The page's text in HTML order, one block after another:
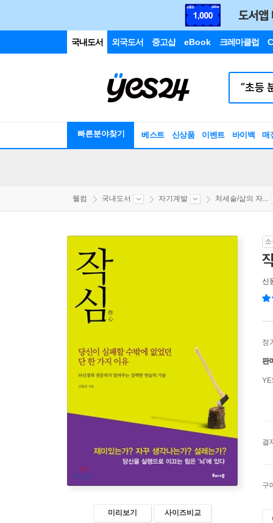
국내도서 외국도서 중고샵 eBook 크레마클럽
빠른분야찾기 베스트 신상품 이벤트 바이백 매
웰컴 국내도서 자기계발 처세술/삶의 자...
미리보기 사이즈비교
신
정
판
결
구